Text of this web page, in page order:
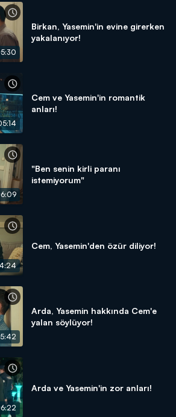
Birkan, Yasemin'in evine girerken
yakalanıyor!
Cem ve Yasemin'in romantik
anları!
"Ben senin kirli paranı
istemiyorum"
Cem, Yasemin'den özür diliyor!
Arda, Yasemin hakkında Cem'e
yalan söylüyor!
Arda ve Yasemin'in zor anları!